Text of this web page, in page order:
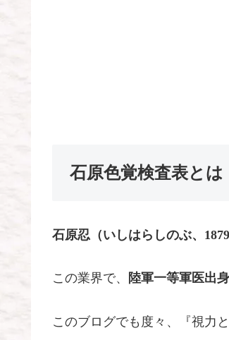
石原色覚検査表とは
石原忍（いしはらしのぶ、
この業界で、 陸軍一等軍医出身
このブログでも度々、『視力